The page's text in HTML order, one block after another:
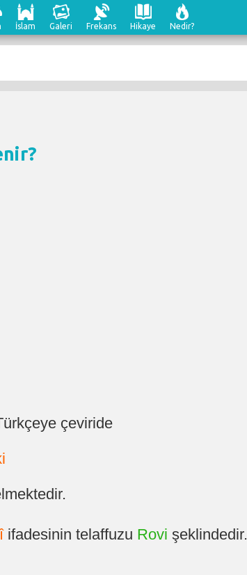
İslam Galeri Frekans Hikaye Nedir?
çeviride
ifadesinin telaffuzu Rovi şeklindedir.